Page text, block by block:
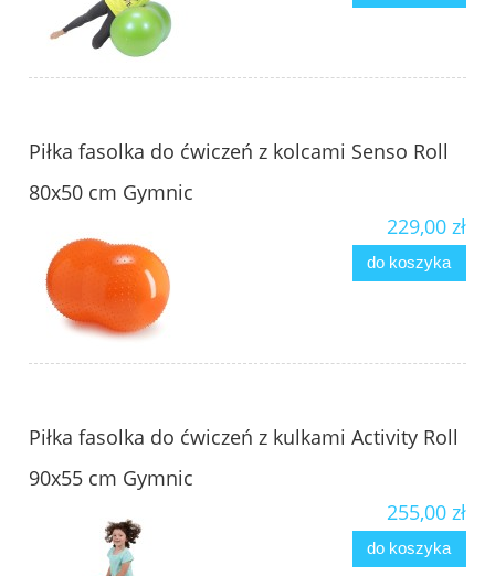
Piłka fasolka do ćwiczeń z kolcami Senso Roll
80x50 cm Gymnic
229,00 zł
do koszyka
Piłka fasolka do ćwiczeń z kulkami Activity Roll
90x55 cm Gymnic
255,00 zł
do koszyka